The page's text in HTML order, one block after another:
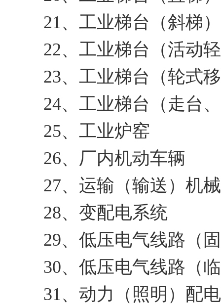
21、工业梯台（斜梯）
22、工业梯台（活动
23、工业梯台（轮式
24、工业梯台（走台
25、工业炉窑
26、厂内机动车辆
27、运输（输送）机械
28、变配电系统
29、低压电气线路（
30、低压电气线路（
31、动力（照明）配